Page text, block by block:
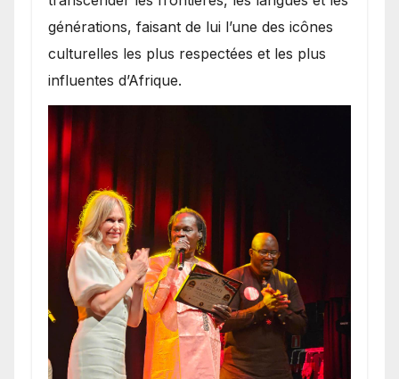
générations, faisant de lui l’une des icônes
culturelles les plus respectées et les plus
influentes d’Afrique.